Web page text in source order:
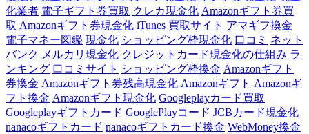
化業者 電子ギフト券買取 クレカ現金化 Amazonギフト券買
取 Amazonギフト券現金化 iTunes 買取サイト アマギフ換金
電子マネー図鑑 現金化 ショッピング枠現金化 口コミ ネット
バンク メルカリ現金化 クレジットカード現金化の仕組み ラ
ンキング 口コミサイト ショッピング枠換金 Amazonギフト
券換金 Amazonギフト券残高現金化 Amazonギフト Amazonギ
フト換金 Amazonギフト現金化 Googleplayカード買取
Googleplayギフトカード GooglePlayコード JCBカード現金化
nanacoギフトカード nanacoギフトカード換金 WebMoney換金